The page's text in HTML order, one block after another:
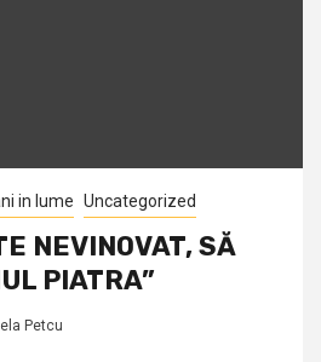
in lume Uncategorized
NEVINOVAT, SĂ
PIATRA”
Petcu